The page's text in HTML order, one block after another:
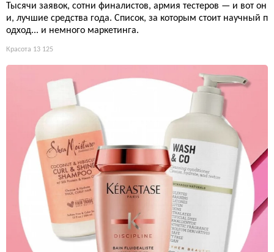
Тысячи заявок, сотни финалистов, армия тестеров — и вот он
и, лучшие средства года. Список, за которым стоит научный п
одход... и немного маркетинга.
Красота 13 125